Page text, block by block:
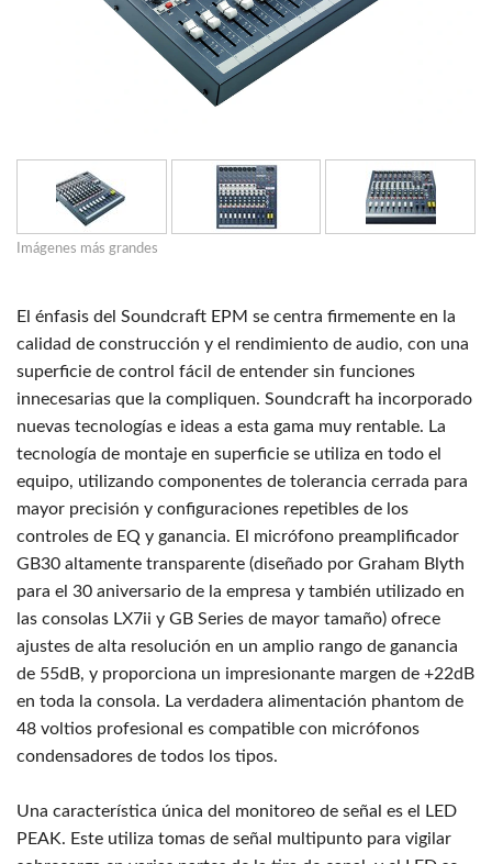
Imágenes más grandes
El énfasis del Soundcraft EPM se centra firmemente en la
calidad de construcción y el rendimiento de audio, con una
superficie de control fácil de entender sin funciones
innecesarias que la compliquen. Soundcraft ha incorporado
nuevas tecnologías e ideas a esta gama muy rentable. La
tecnología de montaje en superficie se utiliza en todo el
equipo, utilizando componentes de tolerancia cerrada para
mayor precisión y configuraciones repetibles de los
controles de EQ y ganancia. El micrófono preamplificador
GB30 altamente transparente (diseñado por Graham Blyth
para el 30 aniversario de la empresa y también utilizado en
las consolas LX7ii y GB Series de mayor tamaño) ofrece
ajustes de alta resolución en un amplio rango de ganancia
de 55dB, y proporciona un impresionante margen de +22dB
en toda la consola. La verdadera alimentación phantom de
48 voltios profesional es compatible con micrófonos
condensadores de todos los tipos.
Una característica única del monitoreo de señal es el LED
PEAK. Este utiliza tomas de señal multipunto para vigilar